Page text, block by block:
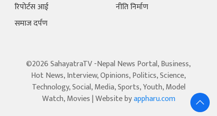
रिपोर्टस आई
समाज दर्पण
नीति निर्माण
©2026 SahayatraTV -Nepal News Portal, Business,
Hot News, Interview, Opinions, Politics, Science,
Technology, Social, Media, Sports, Youth, Model
Watch, Movies | Website byappharu.com